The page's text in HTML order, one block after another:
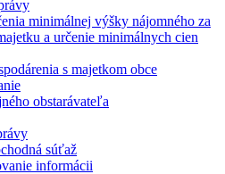
minimálnej výšky nájomného za
a určenie minimálnych cien
s majetkom obce
obstarávateľa
súťaž
informácii